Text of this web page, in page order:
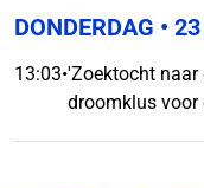
DONDERDAG •
13:03•'Zoektocht naar
droomklus voor